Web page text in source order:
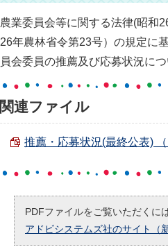
農業委員会等に関する法律(昭和
26年農林省令第23号）の規定に
員会委員の推薦及び応募状況に
関連ファイル
推薦・応募状況(最終公表) （
PDFファイルをご覧いただくに
アドビシステムズ社のサイト（